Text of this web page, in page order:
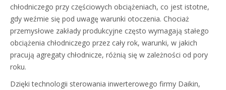
chłodniczego przy częściowych obciążeniach, co jest istotne,
gdy weźmie się pod uwagę warunki otoczenia. Chociaż
przemysłowe zakłady produkcyjne często wymagają stałego
obciążenia chłodniczego przez cały rok, warunki, w jakich
pracują agregaty chłodnicze, różnią się w zależności od pory
roku.
Dzięki technologii sterowania inwerterowego firmy Daikin,